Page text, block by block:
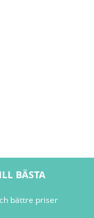
BÄSTA
bättre priser